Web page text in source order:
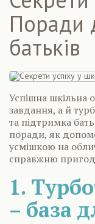
Поради
батьків
Успішна шкільна
завдання, а й
та підтримка
поради, як
усмішкою на
справжню
1.
– база